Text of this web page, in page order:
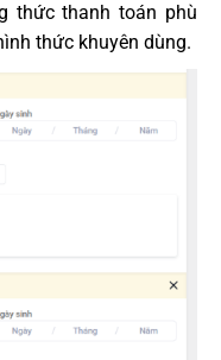
thức thanh toán phù
thức khuyên dùng.